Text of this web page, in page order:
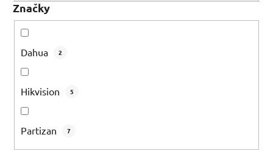
ů
Značky
Dahua 2
Hikvision 5
Partizan 7